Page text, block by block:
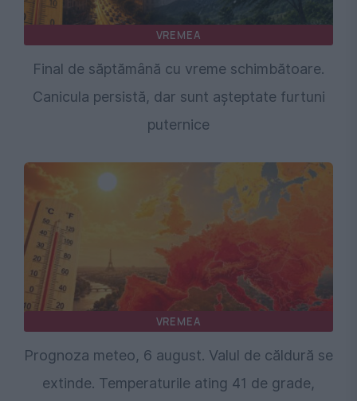
VREMEA
Final de săptămână cu vreme schimbătoare.
Canicula persistă, dar sunt așteptate furtuni
puternice
VREMEA
Prognoza meteo, 6 august. Valul de căldură se
extinde. Temperaturile ating 41 de grade,